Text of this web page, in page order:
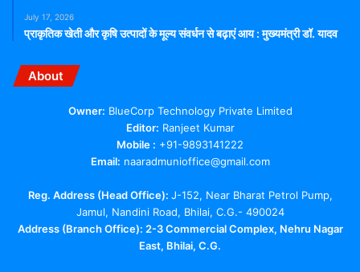
July 17, 2026
प्राकृतिक खेती और कृषि उत्पादों के मूल्य संवर्धन से बढ़ाएं आय : मुख्यमंत्री डॉ. यादव
About
Owner: BlueCorp Technology Private Limited
Editor: Ranjeet Kumar
Mobile : +91-9893141222
Email: naaradmunioffice@gmail.com
Reg. Address (Head Office): J-152, Near Bharat Petrol Pump,
Jamul, Nandini Road, Bhilai, C.G.- 490024
Address (Branch Office): 2-3 Commercial Complex, Nehru Nagar
East, Bhilai, C.G.